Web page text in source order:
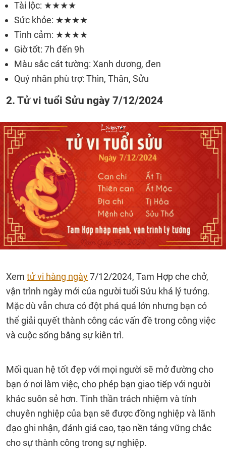
Tài lộc: ★★★★
Sức khỏe: ★★★★
Tình cảm: ★★★★
Giờ tốt: 7h đến 9h
Màu sắc cát tường: Xanh dương, đen
Quý nhân phù trợ: Thìn, Thân, Sửu
2. Tử vi tuổi Sửu ngày 7/12/2024
Xem tử vi hàng ngày7/12/2024, Tam Hợp che chở,
vận trình ngày mới của người tuổi Sửu khá lý tưởng.
Mặc dù vẫn chưa có đột phá quá lớn nhưng bạn có
thể giải quyết thành công các vấn đề trong công việc
và cuộc sống bằng sự kiên trì.
Mối quan hệ tốt đẹp với mọi người sẽ mở đường cho
bạn ở nơi làm việc, cho phép bạn giao tiếp với người
khác suôn sẻ hơn. Tinh thần trách nhiệm và tính
chuyên nghiệp của bạn sẽ được đồng nghiệp và lãnh
đạo ghi nhận, đánh giá cao, tạo nền tảng vững chắc
cho sự thành công trong sự nghiệp.